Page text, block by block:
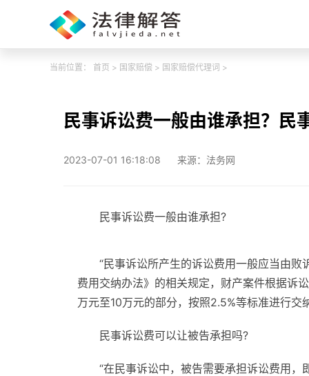
当前位置： 首页 > 国家赔偿 > 国家赔偿代理词 >
民事诉讼费一般由谁承担？民
2023-07-01 16:18:08 来源：法务网
民事诉讼费一般由谁承担?
“民事诉讼所产生的诉讼费用一般应当由
费用交纳办法》的相关规定，财产案件根据诉
万元至10万元的部分，按照2.5%等标准进行交
民事诉讼费可以让被告承担吗?
“在民事诉讼中，被告需要承担诉讼费用